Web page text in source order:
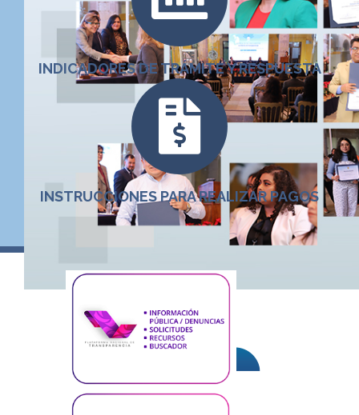
INDICADORES DE TRÁMITE Y RESPUESTA
INSTRUCCIONES PARA REALIZAR PAGOS